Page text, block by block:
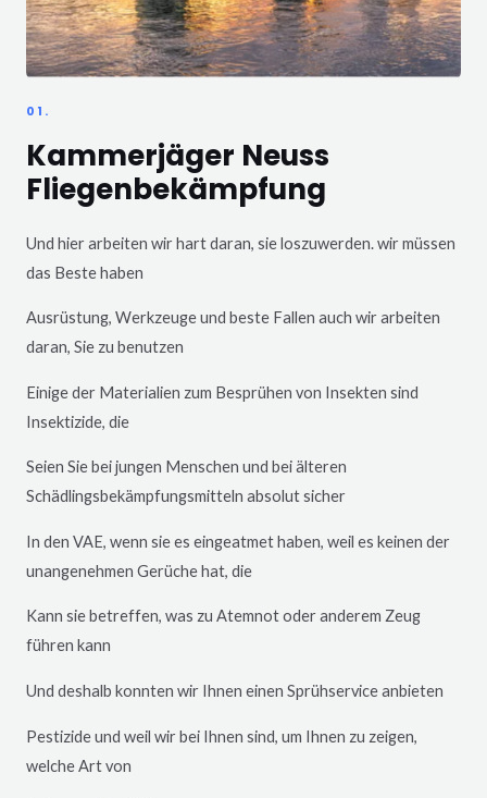
01.
Kammerjäger Neuss
Fliegenbekämpfung
Und hier arbeiten wir hart daran, sie loszuwerden. wir müssen
das Beste haben
Ausrüstung, Werkzeuge und beste Fallen auch wir arbeiten
daran, Sie zu benutzen
Einige der Materialien zum Besprühen von Insekten sind
Insektizide, die
Seien Sie bei jungen Menschen und bei älteren
Schädlingsbekämpfungsmitteln absolut sicher
In den VAE, wenn sie es eingeatmet haben, weil es keinen der
unangenehmen Gerüche hat, die
Kann sie betreffen, was zu Atemnot oder anderem Zeug
führen kann
Und deshalb konnten wir Ihnen einen Sprühservice anbieten
Pestizide und weil wir bei Ihnen sind, um Ihnen zu zeigen,
welche Art von